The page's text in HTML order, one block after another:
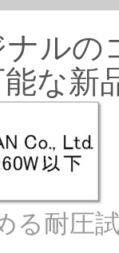
ルの
な新
る耐圧